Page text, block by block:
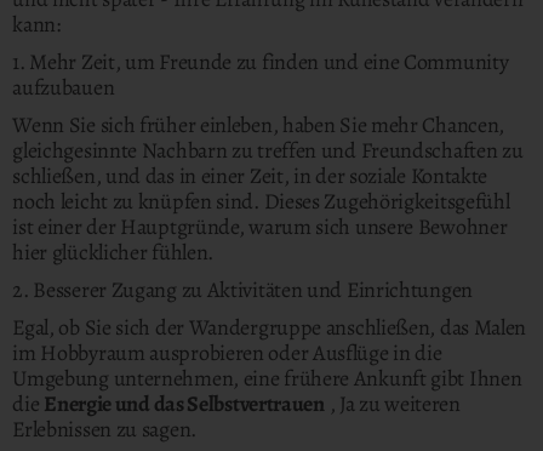
kann:
1. Mehr Zeit, um Freunde zu finden und eine Community
aufzubauen
Wenn Sie sich früher einleben, haben Sie mehr Chancen,
gleichgesinnte Nachbarn zu treffen und Freundschaften zu
schließen, und das in einer Zeit, in der soziale Kontakte
noch leicht zu knüpfen sind. Dieses Zugehörigkeitsgefühl
ist einer der Hauptgründe, warum sich unsere Bewohner
hier glücklicher fühlen.
2. Besserer Zugang zu Aktivitäten und Einrichtungen
Egal, ob Sie sich der Wandergruppe anschließen, das Malen
im Hobbyraum ausprobieren oder Ausflüge in die
Umgebung unternehmen, eine frühere Ankunft gibt Ihnen
die Energie und das Selbstvertrauen, Ja zu weiteren
Erlebnissen zu sagen.